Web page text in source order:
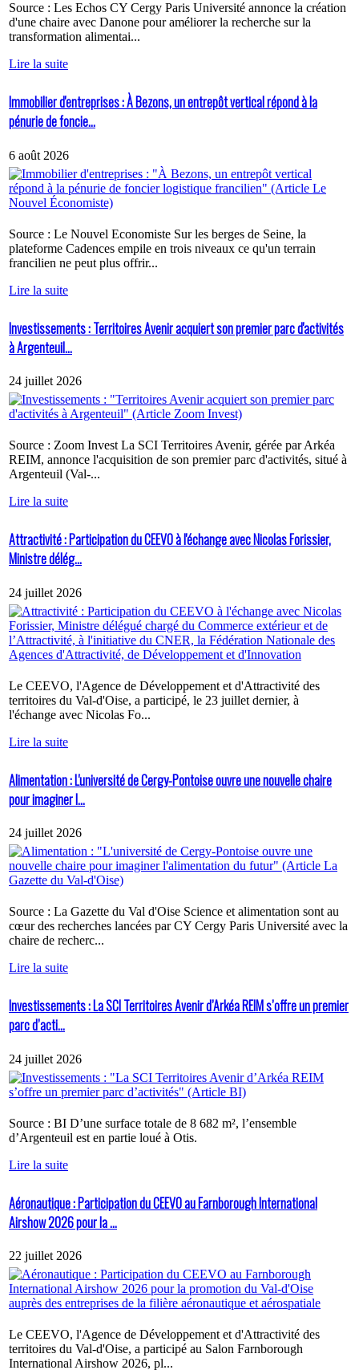
Source : Les Echos CY Cergy Paris Université annonce la création
d'une chaire avec Danone pour améliorer la recherche sur la
transformation alimentai...
Lire la suite
Immobilier d'entreprises : À Bezons, un entrepôt vertical répond à la
pénurie de foncie...
6 août 2026
Source : Le Nouvel Economiste Sur les berges de Seine, la
plateforme Cadences empile en trois niveaux ce qu'un terrain
francilien ne peut plus offrir...
Lire la suite
Investissements : Territoires Avenir acquiert son premier parc d'activités
à Argenteuil...
24 juillet 2026
Source : Zoom Invest La SCI Territoires Avenir, gérée par Arkéa
REIM, annonce l'acquisition de son premier parc d'activités, situé à
Argenteuil (Val-...
Lire la suite
Attractivité : Participation du CEEVO à l'échange avec Nicolas Forissier,
Ministre délég...
24 juillet 2026
Le CEEVO, l'Agence de Développement et d'Attractivité des
territoires du Val-d'Oise, a participé, le 23 juillet dernier, à
l'échange avec Nicolas Fo...
Lire la suite
Alimentation : L'université de Cergy-Pontoise ouvre une nouvelle chaire
pour imaginer l...
24 juillet 2026
Source : La Gazette du Val d'Oise Science et alimentation sont au
cœur des recherches lancées par CY Cergy Paris Université avec la
chaire de recherc...
Lire la suite
Investissements : La SCI Territoires Avenir d’Arkéa REIM s’offre un premier
parc d’acti...
24 juillet 2026
Source : BI D’une surface totale de 8 682 m², l’ensemble
d’Argenteuil est en partie loué à Otis.
Lire la suite
Aéronautique : Participation du CEEVO au Farnborough International
Airshow 2026 pour la ...
22 juillet 2026
Le CEEVO, l'Agence de Développement et d'Attractivité des
territoires du Val-d'Oise, a participé au Salon Farnborough
International Airshow 2026, pl...